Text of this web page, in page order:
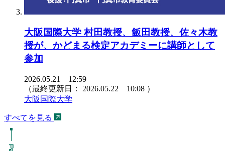
大阪国際大学 村田教授、飯田教授、佐々木教
授が、かどまる検定アカデミーに講師として
参加
2026.05.21 12:59
（最終更新日： 2026.05.22 10:08 ）
大阪国際大学
すべてを見る